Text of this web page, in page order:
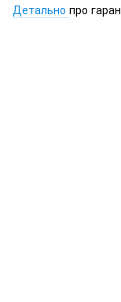
Детально про